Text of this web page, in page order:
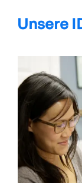
Unsere